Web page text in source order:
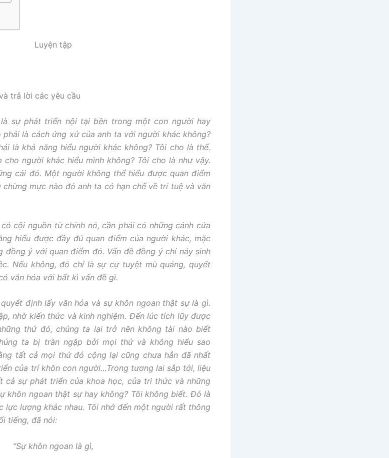
Luyện tập
trả lời các yêu cầu
sự phát triển nội tại bên trong một con người hay
là cách ứng xử của anh ta với người khác không?
là khả năng hiểu người khác không? Tôi cho là thế.
người khác hiểu mình không? Tôi cho là như vậy.
cái đó. Một người không thể hiểu được quan điểm
mực nào đó anh ta có hạn chế về trí tuệ và văn
cội nguồn từ chính nó, cần phải có những cánh cửa
hiểu được đầy đủ quan điểm của người khác, mặc
đồng ý với quan điểm đó. Vấn đề đồng ý chỉ nảy sinh
Nếu không, đó chỉ là sự cự tuyệt mù quáng, quyết
văn hóa với bất kì vấn đề gì.
định lấy văn hóa và sự khôn ngoan thật sự là gì.
nhờ kiến thức và kinh nghiệm. Đến lúc tích lũy được
thứ đó, chúng ta lại trở nên không tài nào biết
ta bị tràn ngập bởi mọi thứ và không hiểu sao
tất cả mọi thứ đó cộng lại cũng chưa hẳn đã nhất
của trí khôn con người…Trong tương lai sắp tới, liệu
sự phát triển của khoa học, của tri thức và những
khôn ngoan thật sự hay không? Tôi không biết. Đó là
lực lượng khác nhau. Tôi nhớ đến một người rất thông
tiếng, đã nói:
“Sự khôn ngoan là gì,